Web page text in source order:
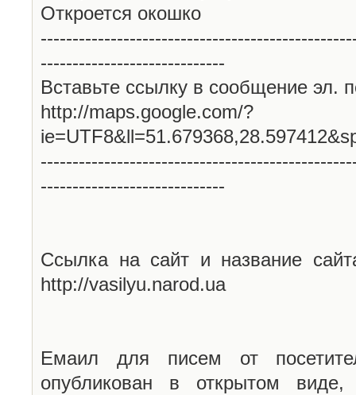
Откроется окошко
-----------------------------
Вставьте ссылку в сообщение эл.
http://maps.google.com/?
-----------------------------
Ссылка на сайт и название
http://vasilyu.narod.ua
Емаил для писем от
опубликован в открытом